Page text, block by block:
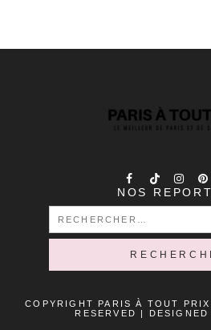
NOS
COPYRIGHT PARIS À TOUT
RESERVED |